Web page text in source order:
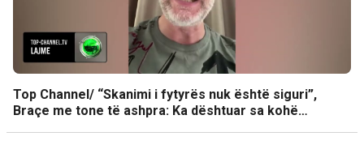
Top Channel/ “Skanimi i fytyrës nuk është siguri”,
Braçe me tone të ashpra: Ka dështuar sa kohë…